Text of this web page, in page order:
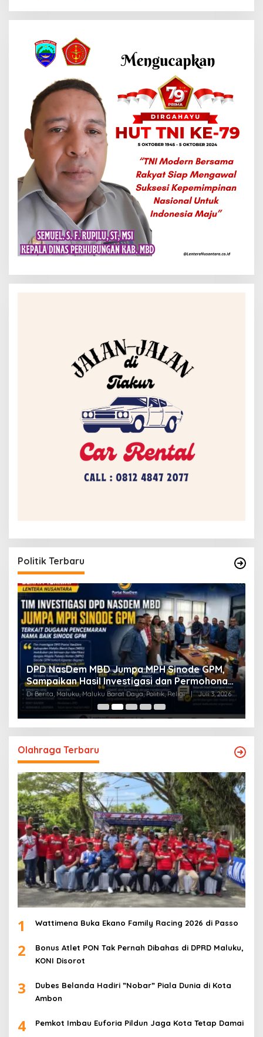
Politik Terbaru
DPD NasDem MBD Jumpa MPH Sinode GPM,
Sampaikan Hasil Investigasi dan Permohonan
Maaf
Di Berita, Maluku, Maluku Barat Daya, Politik, Religi Juli 3, 2026
Olahraga Terbaru
1 Wattimena Buka Ekano Family Racing 2026 di Passo
2
Bonus Atlet PON Tak Pernah Dibahas di DPRD Maluku,
KONI Disorot
3
Dubes Belanda Hadiri ”Nobar” Piala Dunia di Kota
Ambon
4 Pemkot Imbau Euforia Pildun Jaga Kota Tetap Damai